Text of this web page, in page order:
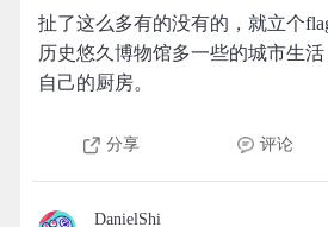
扯了这么多有的没有的，就立个
历史悠久博物馆多一些的城市生
自己的厨房。
分享 评论
DanielShi